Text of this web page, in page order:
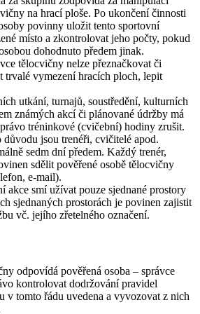
na hrací ploše. Po ukončení činnosti
povinny uložit tento sportovní
místo a zkontrolovat jeho počty, pokud
dohodnuto předem jinak.
tělocvičny nelze přeznačkovat či
trvalé vymezení hracích ploch, lepit
utkání, turnajů, soustředění, kulturních
známých akcí či plánované údržby má
tréninkové (cvičební) hodiny zrušit.
důvodu jsou trenéři, cvičitelé apod.
sedm dní předem. Každý trenér,
sdělit pověřené osobě tělocvičny
e-mail).
akce smí užívat pouze sjednané prostory
sjednaných prostorách je povinen zajistit
vč. jejího zřetelného označení.
odpovídá pověřená osoba – správce
kontrolovat dodržování pravidel
v tomto řádu uvedena a vyvozovat z nich